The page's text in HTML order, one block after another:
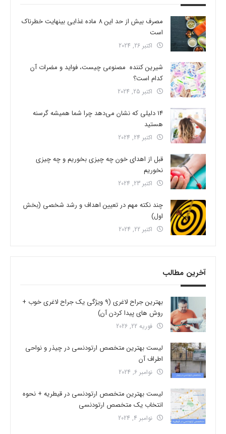
مصرف بیش از حد این 8 ماده غذایی بینهایت خطرناک
است
اکتبر 26, 2024
شیرین کننده مصنوعی چیست، فواید و مضرات آن
کدام است؟
اکتبر 25, 2024
14 دلیلی که نشان می‌دهد چرا شما همیشه گرسنه
هستید
اکتبر 24, 2024
قبل از اهدای خون چه چیزی بخوریم و چه چیزی
نخوریم
اکتبر 23, 2024
چند نکته مهم در تعیین اهداف و رشد شخصی (بخش
اول)
اکتبر 22, 2024
آخرین مطالب
بهترین جراح لاغری (9 ویژگی یک جراح لاغری خوب +
روش های پیدا کردن آن)
فوریه 22, 2026
لیست بهترین متخصص ارتودنسی در چیذر و نواحی
اطراف آن
نوامبر 6, 2024
لیست بهترین متخصص ارتودنسی در قیطریه + نحوه
انتخاب یک متخصص ارتودنسی
نوامبر 4, 2024